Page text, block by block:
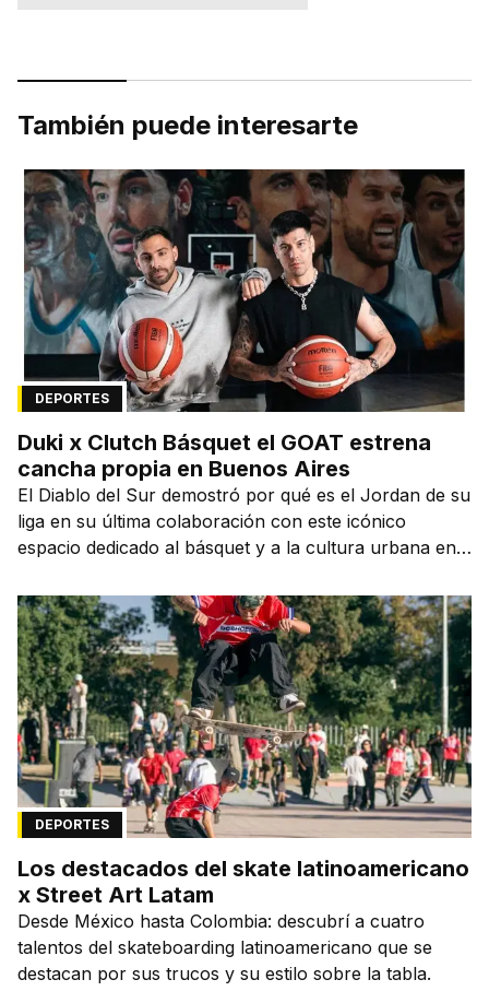
También puede interesarte
DEPORTES
Duki x Clutch Básquet el GOAT estrena
cancha propia en Buenos Aires
El Diablo del Sur demostró por qué es el Jordan de su
liga en su última colaboración con este icónico
espacio dedicado al básquet y a la cultura urbana en
DEPORTES
Los destacados del skate latinoamericano
x Street Art Latam
Desde México hasta Colombia: descubrí a cuatro
talentos del skateboarding latinoamericano que se
destacan por sus trucos y su estilo sobre la tabla.